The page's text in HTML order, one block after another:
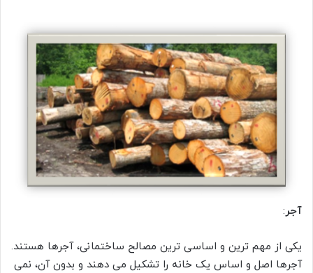
آجر:
یکی از مهم ترین و اساسی ترین مصالح ساختمانی، آجرها هستند.
آجرها اصل و اساس یک خانه را تشکیل می دهند و بدون آن، نمی